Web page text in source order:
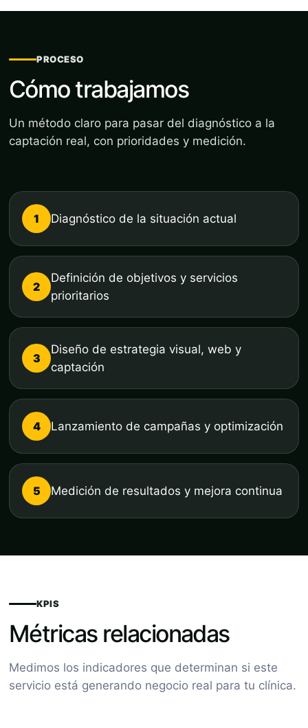
PROCESO
Cómo trabajamos
Un método claro para pasar del diagnóstico a la
captación real, con prioridades y medición.
1 Diagnóstico de la situación actual
2
Definición de objetivos y servicios
prioritarios
3
Diseño de estrategia visual, web y
captación
4 Lanzamiento de campañas y optimización
5 Medición de resultados y mejora continua
KPIS
Métricas relacionadas
Medimos los indicadores que determinan si este
servicio está generando negocio real para tu clínica.